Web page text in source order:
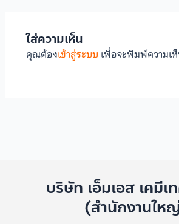
ใส่ความเห็น
คุณต้องเข้าสู่ระบบ เพื่อจะพิมพ์ความเ
บริษัท เอ็มเอส เคมีเ
(สำนักงานให